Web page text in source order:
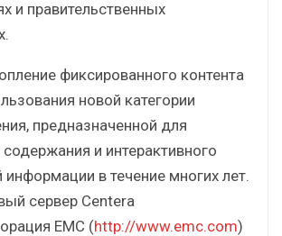
и правительственных
фиксированного контента
новой категории
предназначенной для
и интерактивного
информации в течение многих лет.
сервер Centera
ЕМС (http://www.emc.com)